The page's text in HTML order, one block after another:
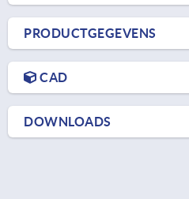
PRODUCTGEGEVENS
CAD
DOWNLOADS